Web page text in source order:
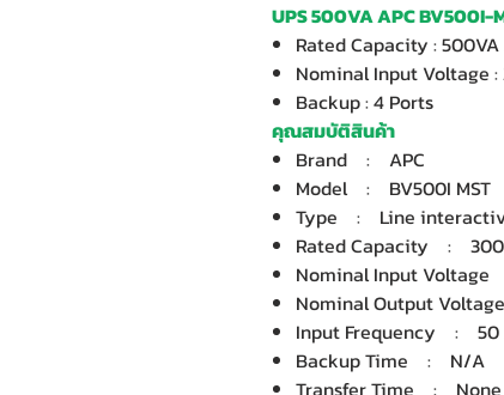
UPS 500VA APC BV500I-
Rated Capacity :
Nominal Input Voltage :
Backup : 4 Ports
คุณสมบัติสินค้า
Brand : APC
Model : BV500I MST
Type : Line
Rated Capacity : 300
Nominal Input
Nominal Output
Input Frequency : 50
Backup Time : N/A
Transfer Time : None